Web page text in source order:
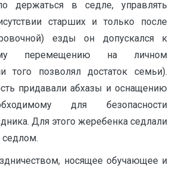
держаться в седле, управлять
старших и только после
езды он допускался к
перемещению на личном
того позволял достаток семьи).
придавали абхазы и оснащению
для безопасности
Для этого жеребенка седлали
носящее обучающее и